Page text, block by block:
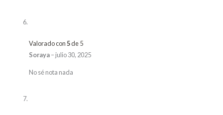
Valorado con5de 5
Soraya– julio 30, 2025
No sé nota nada